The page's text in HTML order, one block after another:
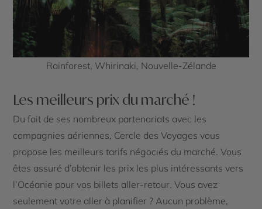
Rainforest, Whirinaki, Nouvelle-Zélande
Les meilleurs prix du marché !
Du fait de ses nombreux partenariats avec les
compagnies aériennes, Cercle des Voyages vous
propose les meilleurs tarifs négociés du marché. Vous
êtes assuré d’obtenir les prix les plus intéressants vers
l’Océanie pour vos billets aller-retour. Vous avez
seulement votre aller à planifier ? Aucun problème,